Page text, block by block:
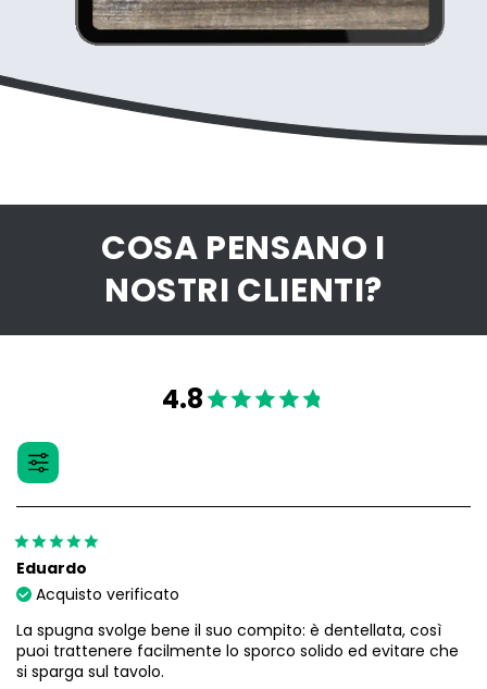
COSA PENSANO I
NOSTRI CLIENTI?
4.8
Eduardo
Acquisto verificato
La spugna svolge bene il suo compito: è dentellata, così
puoi trattenere facilmente lo sporco solido ed evitare che
si sparga sul tavolo.